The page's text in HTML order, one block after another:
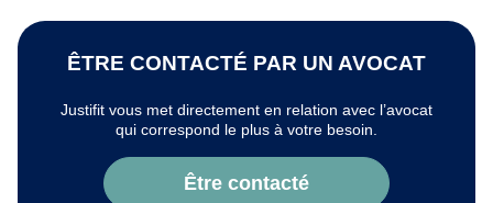
ÊTRE CONTACTÉ PAR UN AVOCAT
Justifit vous met directement en relation avec l’avocat
qui correspond le plus à votre besoin.
Être contacté